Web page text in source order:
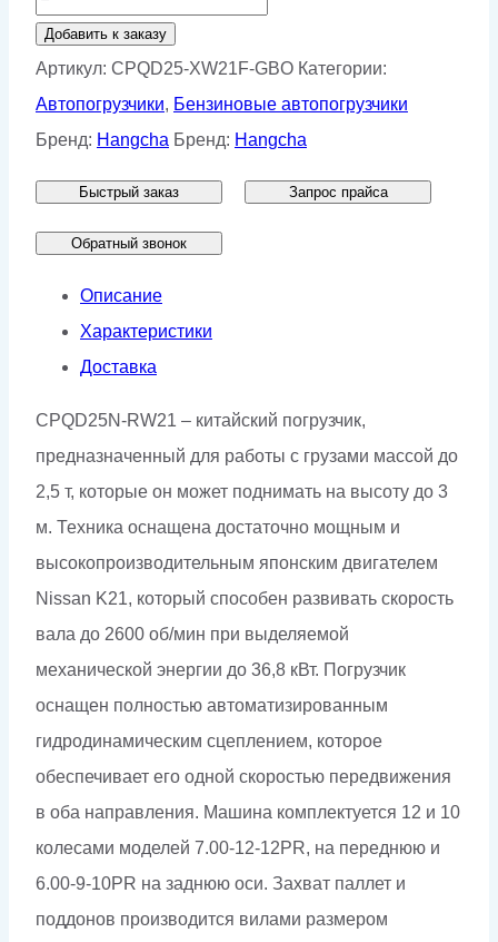
товара
Бензиновый
погрузчик
Hangcha
XW21F
(c
Добавить к заказу
Артикул: CPQD25-XW21F-GBO Категории:
Автопогрузчики, Бензиновые автопогрузчики
Бренд: Hangcha Бренд: Hangcha
Быстрый заказ Запрос прайса
Обратный звонок
Описание
Характеристики
Доставка
CPQD25N-RW21 – китайский погрузчик,
предназначенный для работы с грузами массой до
2,5 т, которые он может поднимать на высоту до 3
м. Техника оснащена достаточно мощным и
высокопроизводительным японским двигателем
Nissan K21, который способен развивать скорость
вала до 2600 об/мин при выделяемой
механической энергии до 36,8 кВт. Погрузчик
оснащен полностью автоматизированным
гидродинамическим сцеплением, которое
обеспечивает его одной скоростью передвижения
в оба направления. Машина комплектуется 12 и 10
колесами моделей 7.00-12-12PR, на переднюю и
6.00-9-10PR на заднюю оси. Захват паллет и
поддонов производится вилами размером